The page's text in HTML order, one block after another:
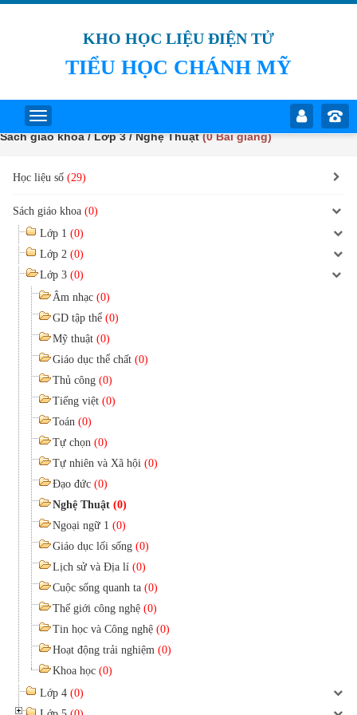
KHO HỌC LIỆU ĐIỆN TỬ
TIỂU HỌC CHÁNH MỸ
Sách giáo khoa / Lớp 3 / Nghệ Thuật(0 Bài giảng)
Học liệu số (29)
Sách giáo khoa (0)
Lớp 1 (0)
Lớp 2 (0)
Lớp 3 (0)
Âm nhạc (0)
GD tập thể (0)
Mỹ thuật (0)
Giáo dục thể chất (0)
Thủ công (0)
Tiếng việt (0)
Toán (0)
Tự chọn (0)
Tự nhiên và Xã hội (0)
Đạo đức (0)
Nghệ Thuật (0)
Ngoại ngữ 1 (0)
Giáo dục lối sống (0)
Lịch sử và Địa lí (0)
Cuộc sống quanh ta (0)
Thế giới công nghệ (0)
Tin học và Công nghệ (0)
Hoạt động trải nghiệm (0)
Khoa học (0)
Lớp 4 (0)